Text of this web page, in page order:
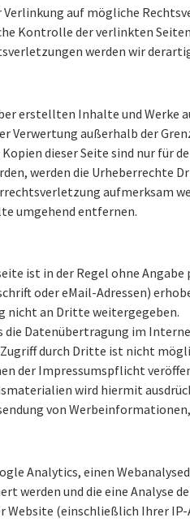
auf mögliche
Kontrolle der verlinkten
werden wir
erstellten Inhalte und Werke
Verwertung außerhalb der
dieser Seite sind nur
werden die Urheberrechte
aufmerksam
umgehend entfernen.
ist in der Regel ohne
oder eMail-Adressen)
nicht an Dritte weitergegeben.
die Datenübertragung im
durch Dritte ist nicht
der Impressumspflicht
wird hiermit
von
Analytics, einen
werden und die eine Analyse
Website (einschließlich Ihrer